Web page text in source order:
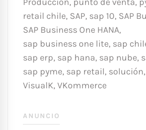
retail chile, SAP, sap 10, SAP
SAP Business One HANA,
sap business one lite, sap
sap erp, sap hana, sap nube,
sap pyme, sap retail, solución,
VisualK, VKommerce
ANUNCIO